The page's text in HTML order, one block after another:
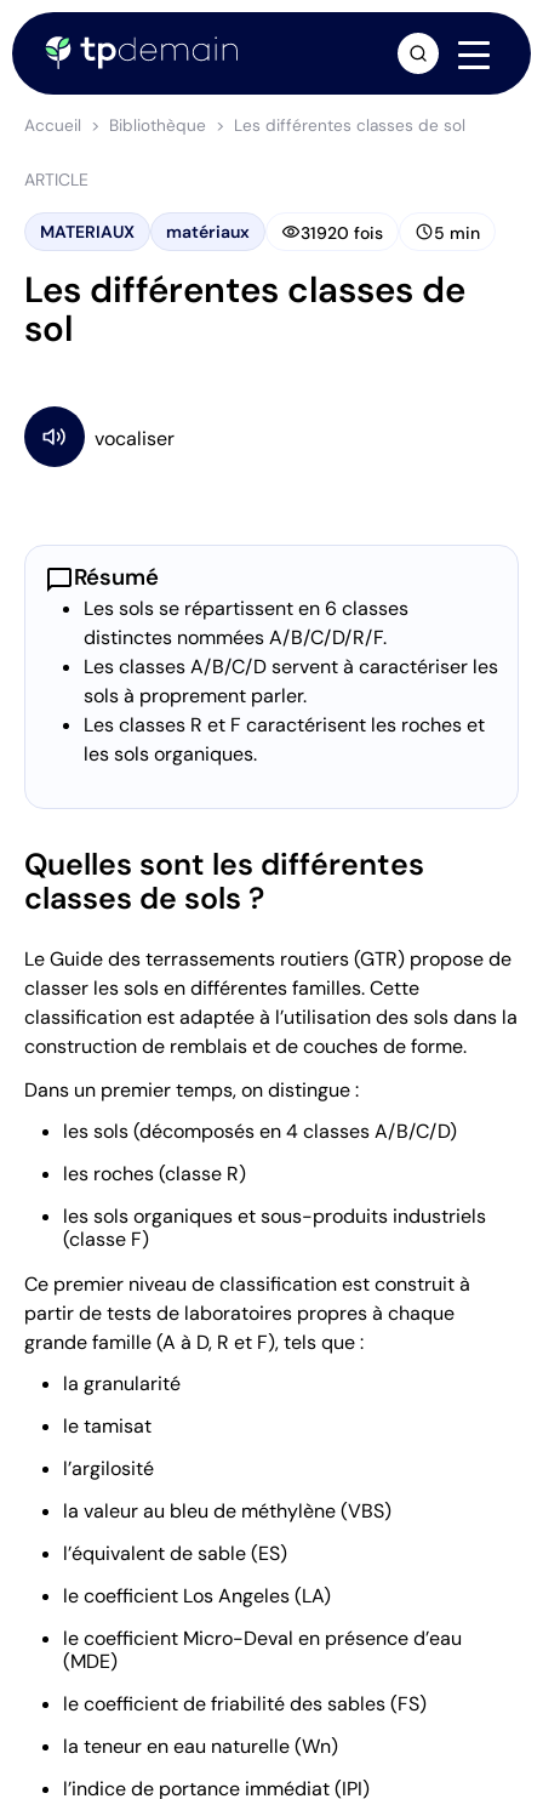
Accueil Bibliothèque Les différentes classes de sol
ARTICLE
MATERIAUX matériaux visibility31920 fois schedule5 min
Les différentes classes de
sol
chat_bubbleRésumé
Les sols se répartissent en 6 classes
distinctes nommées A/B/C/D/R/F.
Les classes A/B/C/D servent à caractériser les
sols à proprement parler.
Les classes R et F caractérisent les roches et
les sols organiques.
Quelles sont les différentes
classes de sols ?
Le Guide des terrassements routiers (GTR) propose de
classer les sols en différentes familles. Cette
classification est adaptée à l’utilisation des sols dans la
construction de remblais et de couches de forme.
Dans un premier temps, on distingue :
les sols (décomposés en 4 classes A/B/C/D)
les roches (classe R)
les sols organiques et sous-produits industriels
(classe F)
Ce premier niveau de classification est construit à
partir de tests de laboratoires propres à chaque
grande famille (A à D, R et F), tels que :
la granularité
le tamisat
l’argilosité
la valeur au bleu de méthylène (VBS)
l’équivalent de sable (ES)
le coefficient Los Angeles (LA)
le coefficient Micro-Deval en présence d’eau
(MDE)
le coefficient de friabilité des sables (FS)
la teneur en eau naturelle (Wn)
l’indice de portance immédiat (IPI)
arrow_forward